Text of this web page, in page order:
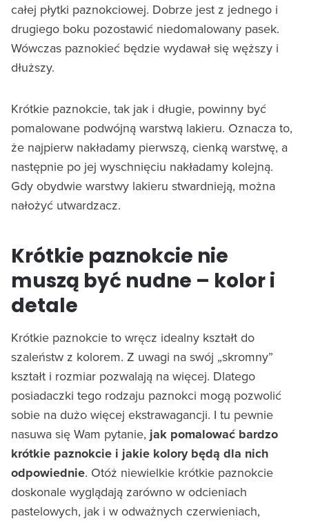
całej płytki paznokciowej. Dobrze jest z jednego i
drugiego boku pozostawić niedomalowany pasek.
Wówczas paznokieć będzie wydawał się węższy i
dłuższy.
Krótkie paznokcie, tak jak i długie, powinny być
pomalowane podwójną warstwą lakieru. Oznacza to,
że najpierw nakładamy pierwszą, cienką warstwę, a
następnie po jej wyschnięciu nakładamy kolejną.
Gdy obydwie warstwy lakieru stwardnieją, można
nałożyć utwardzacz.
Krótkie paznokcie nie
muszą być nudne – kolor i
detale
Krótkie paznokcie to wręcz idealny kształt do
szaleństw z kolorem. Z uwagi na swój „skromny”
kształt i rozmiar pozwalają na więcej. Dlatego
posiadaczki tego rodzaju paznokci mogą pozwolić
sobie na dużo więcej ekstrawagancji. I tu pewnie
nasuwa się Wam pytanie, jak pomalować bardzo
krótkie paznokcie i jakie kolory będą dla nich
odpowiednie. Otóż niewielkie krótkie paznokcie
doskonale wyglądają zarówno w odcieniach
pastelowych, jak i w odważnych czerwieniach,